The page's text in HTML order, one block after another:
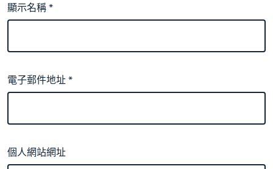
顯示名稱*
電子郵件地址*
個人網站網址